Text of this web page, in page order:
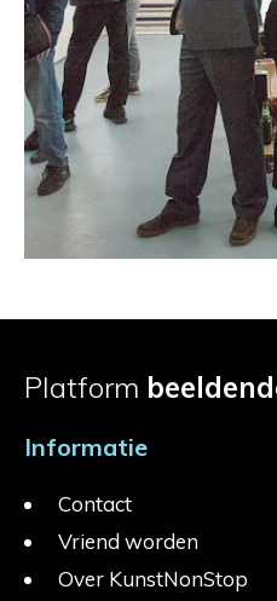
Platform
Informatie
Contact
Vriend worden
Over KunstNonStop